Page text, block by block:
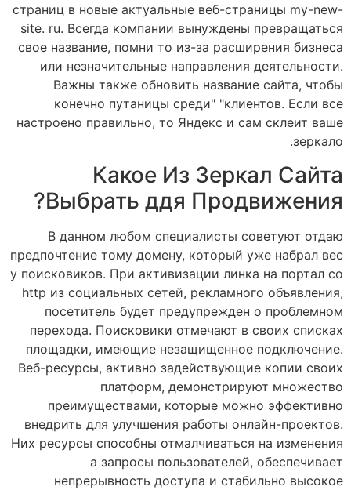
страниц в новые актуальные веб-страницы my-new-
site. ru. Всегда компании вынуждены превращаться
свое название, помни то из-за расширения бизнеса
или незначительные направления деятельности.
Важны также обновить название сайта, чтобы
конечно путаницы среди" "клиентов. Если все
настроено правильно, то Яндекс и сам склеит ваше
зеркало.
Какое Из Зеркал Сайта
Выбрать ддя Продвижения?
В данном любом специалисты советуют отдаю
предпочтение тому домену, который уже набрал вес
у поисковиков. При активизации линка на портал со
http из социальных сетей, рекламного объявления,
посетитель будет предупрежден о проблемном
перехода. Поисковики отмечают в своих списках
площадки, имеющие незащищенное подключение.
Веб-ресурсы, активно задействующие копии своих
платформ, демонстрируют множество
преимуществами, которые можно эффективно
внедрить для улучшения работы онлайн-проектов.
Них ресурсы способны отмалчиваться на изменения
а запросы пользователей, обеспечивает
непрерывность доступа и стабильно высокое